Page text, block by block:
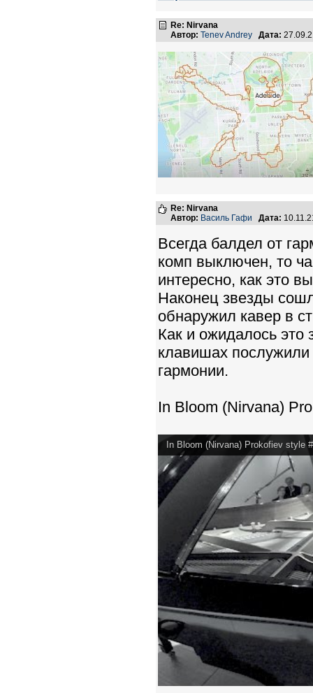
Re: Nirvana
Автор: Tenev Andrey Дата:
Re: Nirvana
Автор: Василь Гафи Дата:
Всегда балдел от
комп выключен, то
интересно, как это
Наконец звезды
обнаружил кавер в
Как и ожидалось это
клавишах послужили
гармонии.
In Bloom (Nirvana)
In Bloom (Nirvana) Prokofiev style